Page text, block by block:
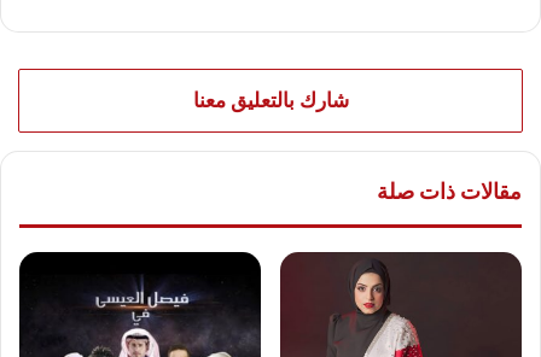
شارك بالتعليق معنا
مقالات ذات صلة